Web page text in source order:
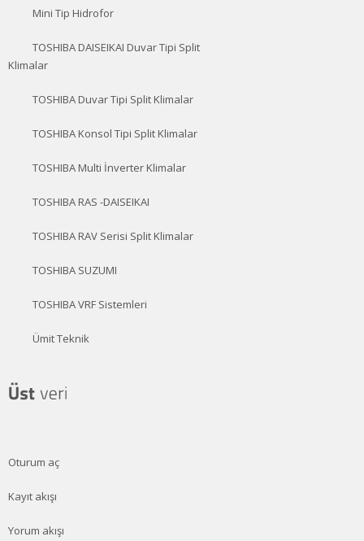
Mini Tip Hidrofor
TOSHIBA DAISEIKAI Duvar Tipi Split
Klimalar
TOSHIBA Duvar Tipi Split Klimalar
TOSHIBA Konsol Tipi Split Klimalar
TOSHIBA Multi İnverter Klimalar
TOSHIBA RAS -DAISEIKAI
TOSHIBA RAV Serisi Split Klimalar
TOSHIBA SUZUMI
TOSHIBA VRF Sistemleri
Ümit Teknik
Oturum aç
Kayıt akışı
Yorum akışı